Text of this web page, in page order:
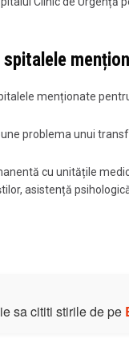
menționate
problema unui
cu unitățile
asistență
sa cititi stirile de pe